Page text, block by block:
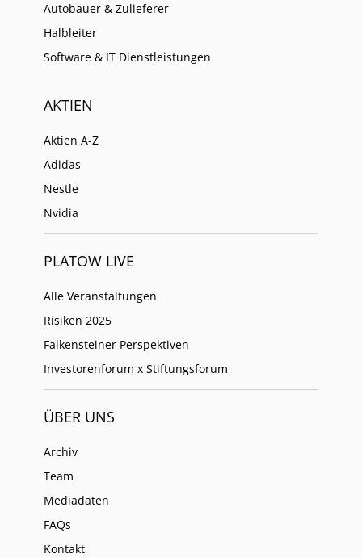
Autobauer & Zulieferer
Halbleiter
Software & IT Dienstleistungen
AKTIEN
Aktien A-Z
Adidas
Nestle
Nvidia
PLATOW LIVE
Alle Veranstaltungen
Risiken 2025
Falkensteiner Perspektiven
Investorenforum x Stiftungsforum
ÜBER UNS
Archiv
Team
Mediadaten
FAQs
Kontakt